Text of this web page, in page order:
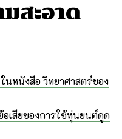
สะอาด
หนังสือ วิทยาศาสตร์ของ
อเสียของการใช้หุ่นยนต์ดูด